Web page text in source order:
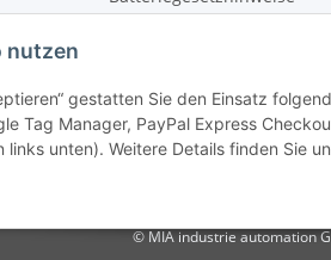
nutzen
gestatten Sie den Einsatz
Tag Manager, PayPal Express
unten). Weitere Details finden Sie
© MIA industrie automation